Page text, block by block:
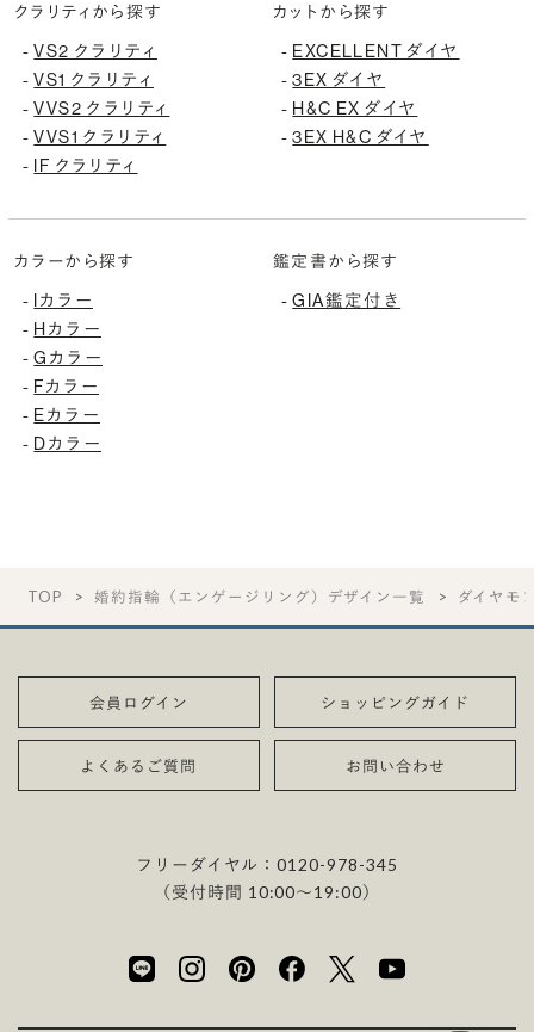
クラリティから探す
-VS2 クラリティ
-VS1 クラリティ
-VVS2 クラリティ
-VVS1 クラリティ
-
IF クラリティ
カットから探す
- EXCELLENT ダイヤ
-3EX ダイヤ
- H&C EX ダイヤ
-3EX H&C ダイヤ
カラーから探す
-
Iカラー
- Hカラー
-Gカラー
- Fカラー
- Eカラー
- Dカラー
鑑定書から探す
-GIA鑑定付き
TOP 婚約指輪（エンゲージリング）デザイン一覧 ダイヤモ
会員ログイン ショッピングガイド
よくあるご質問 お問い合わせ
フリーダイヤル：0120-978-345
（受付時間 10:00〜19:00）